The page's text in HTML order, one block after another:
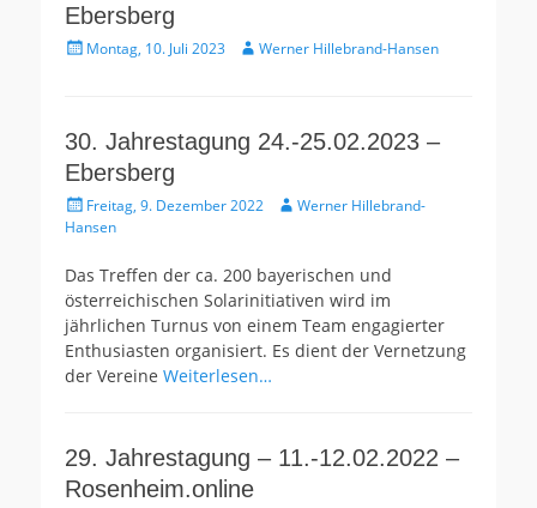
Ebersberg
Gepostet
Montag, 10. Juli 2023 AutorWerner Hillebrand-Hansen
30. Jahrestagung 24.-25.02.2023 –
Ebersberg
Gepostet
am
Freitag, 9. Dezember 2022 AutorWerner Hillebrand-
Hansen
Das Treffen der ca. 200 bayerischen und
österreichischen Solarinitiativen wird im
jährlichen Turnus von einem Team engagierter
Enthusiasten organisiert. Es dient der Vernetzung
der Vereine Weiterlesen…
29. Jahrestagung – 11.-12.02.2022 –
Rosenheim.online